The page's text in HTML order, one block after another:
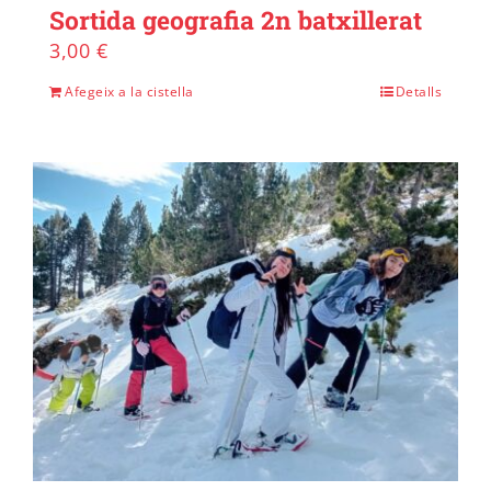
Sortida geografia 2n batxillerat
3,00 €
Afegeix a la cistella Detalls